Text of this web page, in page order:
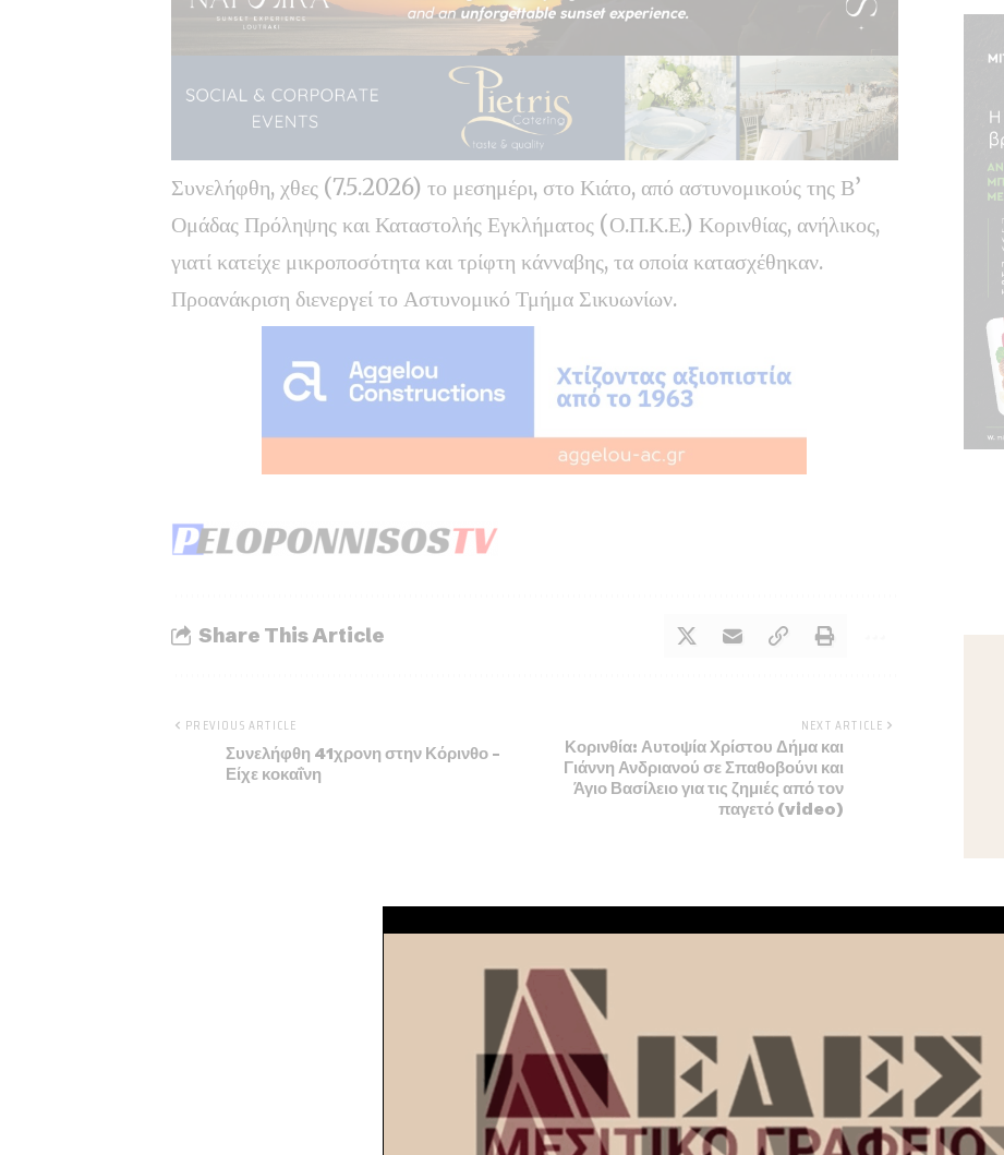
Συνελήφθη, χθες (7.5.2026) το μεσημέρι, στο Κιάτο, από αστυνομικούς της Β’
Ομάδας Πρόληψης και Καταστολής Εγκλήματος (Ο.Π.Κ.Ε.) Κορινθίας, ανήλικος,
γιατί κατείχε μικροποσότητα και τρίφτη κάνναβης, τα οποία κατασχέθηκαν.
Προανάκριση διενεργεί το Αστυνομικό Τμήμα Σικυωνίων.
Share This Article
PREVIOUS ARTICLE
Συνελήφθη 41χρονη στην Κόρινθο –
Είχε κοκαΐνη
NEXT ARTICLE
Κορινθία: Αυτοψία Χρίστου Δήμα και
Γιάννη Ανδριανού σε Σπαθοβούνι και
Άγιο Βασίλειο για τις ζημιές από τον
παγετό (video)